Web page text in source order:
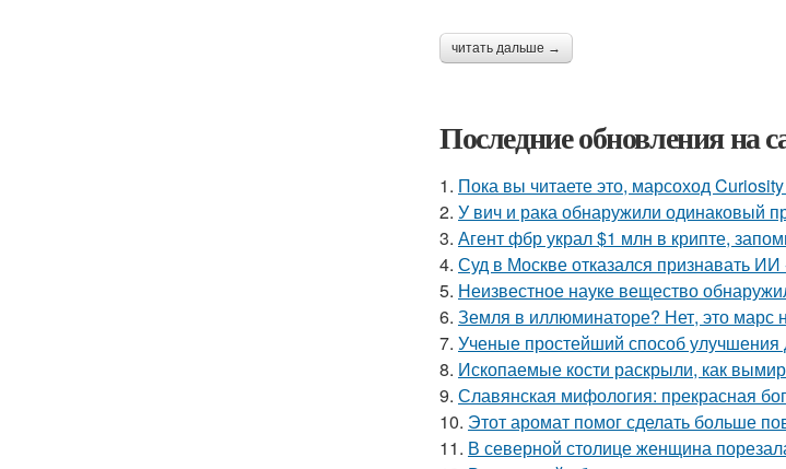
читать дальше →
Последние обновления на
1. Пока вы читаете это, марсоход
2. У вич и рака обнаружили одинаковый
3. Агент фбр украл $1 млн в крипте,
4. Суд в Москве отказался признавать
5. Неизвестное науке вещество
6. Земля в иллюминаторе? Нет, это марс
7. Ученые простейший способ улучшения
8. Ископаемые кости раскрыли, как
9. Славянская мифология: прекрасная
10. Этот аромат помог сделать больше
11. В северной столице женщина